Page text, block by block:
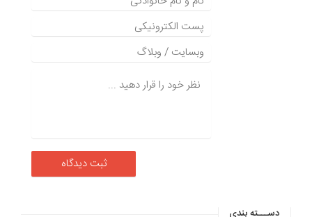
دســـته بندی